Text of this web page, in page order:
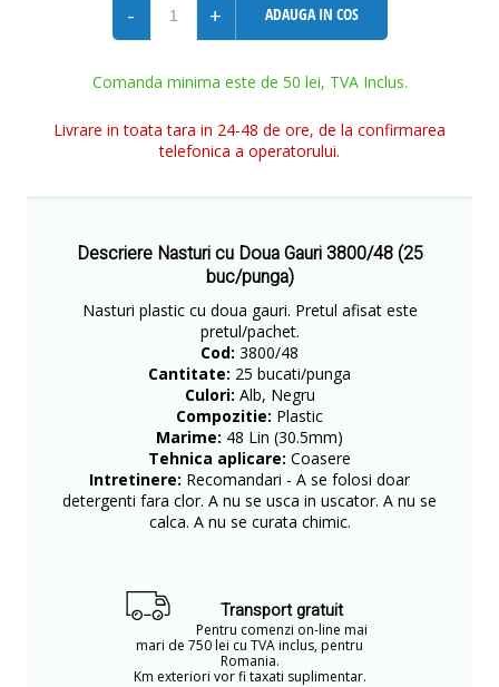
- + ADAUGA IN COS
Comanda minima este de 50 lei, TVA Inclus.
Livrare in toata tara in 24-48 de ore, de la confirmarea
telefonica a operatorului.
Descriere Nasturi cu Doua Gauri 3800/48 (25
buc/punga)
Nasturi plastic cu doua gauri. Pretul afisat este
pretul/pachet.
Cod: 3800/48
Cantitate: 25 bucati/punga
Culori: Alb, Negru
Compozitie: Plastic
Marime: 48 Lin (30.5mm)
Tehnica aplicare: Coasere
Intretinere: Recomandari - A se folosi doar
detergenti fara clor. A nu se usca in uscator. A nu se
calca. A nu se curata chimic.
Transport gratuit
Pentru comenzi on-line mai
mari de 750 lei cu TVA inclus, pentru
Romania.
Km exteriori vor fi taxati suplimentar.